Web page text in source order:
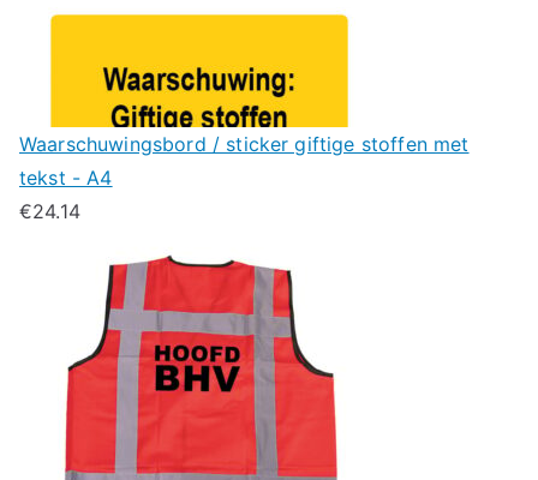
Waarschuwingsbord / sticker giftige stoffen met
tekst - A4
€24.14